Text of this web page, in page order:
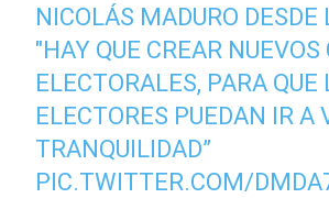
NICOLÁS MADURO DESDE
"HAY QUE CREAR NUEVOS
ELECTORALES, PARA QUE
ELECTORES PUEDAN IR A
TRANQUILIDAD”
PIC.TWITTER.COM/